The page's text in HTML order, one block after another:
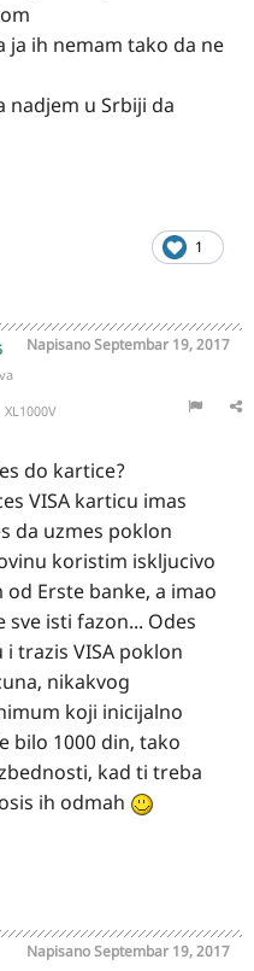
ja ih nemam tako da ne
nadjem u Srbiji da
1
NapisanoSeptembar 19, 2017
do kartice?
VISA karticu imas
da uzmes poklon
koristim iskljucivo
Erste banke, a imao
isti fazon... Odes
trazis VISA poklon
nikakvog
koji inicijalno
bilo 1000 din, tako
kad ti treba
ih odmah
NapisanoSeptembar 19, 2017